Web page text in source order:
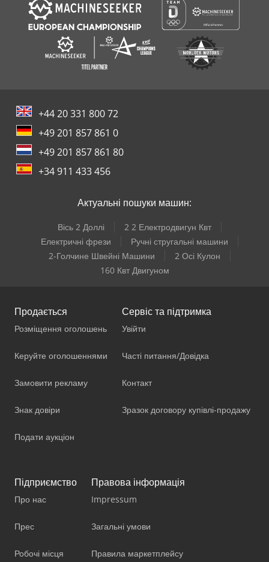
+44 20 331 800 72
+49 201 857 861 0
+49 201 857 861 80
+34 911 433 456
Актуальні пошуки машин:
Вісь 2 Доллі
2 2 Електродвигун Квт
Електричні фрези
Ручні стругальні машини
2-Голчине Швейні Машини
2 Осі Кулон
160 Квт Двигуном
Продається
Розміщення оголошень
Керуйте оголошеннями
Замовити рекламу
Знак довіри
Подати аукціон
Сервіс та підтримка
Увійти
Часті питання/Довідка
Контакт
Зразок договору купівлі-продажу
Підприємство
Про нас
Прес
Робочі місця
Правова інформація
Impressum
Загальні умови
Правила маркетплейсу